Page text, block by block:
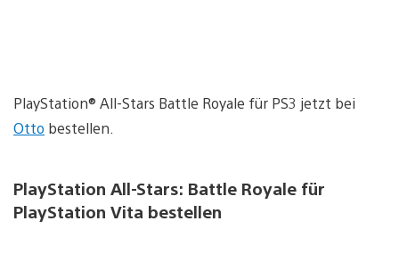
PlayStation® All-Stars Battle Royale für PS3 jetzt bei
Otto bestellen.
PlayStation All-Stars: Battle Royale für
PlayStation Vita bestellen